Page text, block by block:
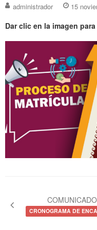
administrador 15
Dar clic en la imagen
de
entradas
CRONOGRAMA DE